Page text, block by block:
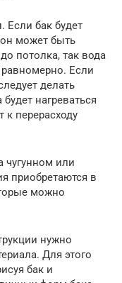
Если бак будет
может быть
потолка, так вода
равномерно. Если
делать
нагреваться
к перерасходу
чугунном или
приобретаются в
можно
нужно
Для этого
бак и